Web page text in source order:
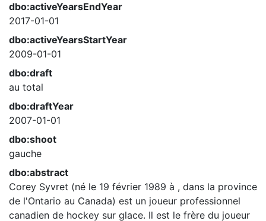
dbo:activeYearsEndYear
2017-01-01
dbo:activeYearsStartYear
2009-01-01
dbo:draft
au total
dbo:draftYear
2007-01-01
dbo:shoot
gauche
dbo:abstract
Corey Syvret (né le 19 février 1989 à , dans la province
de l'Ontario au Canada) est un joueur professionnel
canadien de hockey sur glace. Il est le frère du joueur